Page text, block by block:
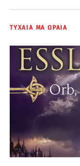
ΤΥΧΑΙΑ ΜΑ ΩΡΑΙΑ